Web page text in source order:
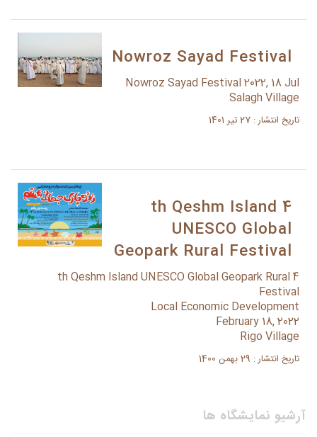
Nowroz Sayad Festival
Nowroz Sayad Festival 2022, 18 Jul
Salagh Village
تاریخ انتشار : 27 تیر 1401
4 th Qeshm Island
UNESCO Global
Geopark Rural Festival
4 th Qeshm Island UNESCO Global Geopark Rural
Festival
Local Economic Development
February 18, 2022
Rigo Village
تاریخ انتشار : 29 بهمن 1400
آرشیو نمایشگاه ها